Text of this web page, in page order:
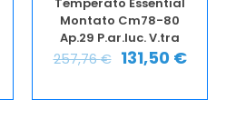
Montato Cm78-80
Ap.29 P.ar.luc. V.tra
257,76€ 131,50 €